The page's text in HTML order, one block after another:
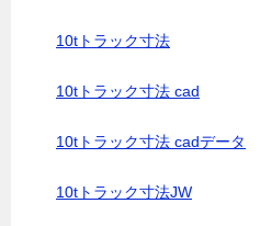
10tトラック寸法
10tトラック寸法 cad
10tトラック寸法 cadデータ
10tトラック寸法JW